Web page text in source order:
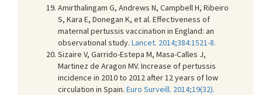
Amirthalingam G, Andrews N, Campbell H, Ribeiro
S, Kara E, Donegan K, et al. Effectiveness of
maternal pertussis vaccination in England: an
observational study. Lancet. 2014;384:1521-8.
Sizaire V, Garrido-Estepa M, Masa-Calles J,
Martinez de Aragon MV. Increase of pertussis
incidence in 2010 to 2012 after 12 years of low
circulation in Spain. Euro Surveill. 2014;19(32).